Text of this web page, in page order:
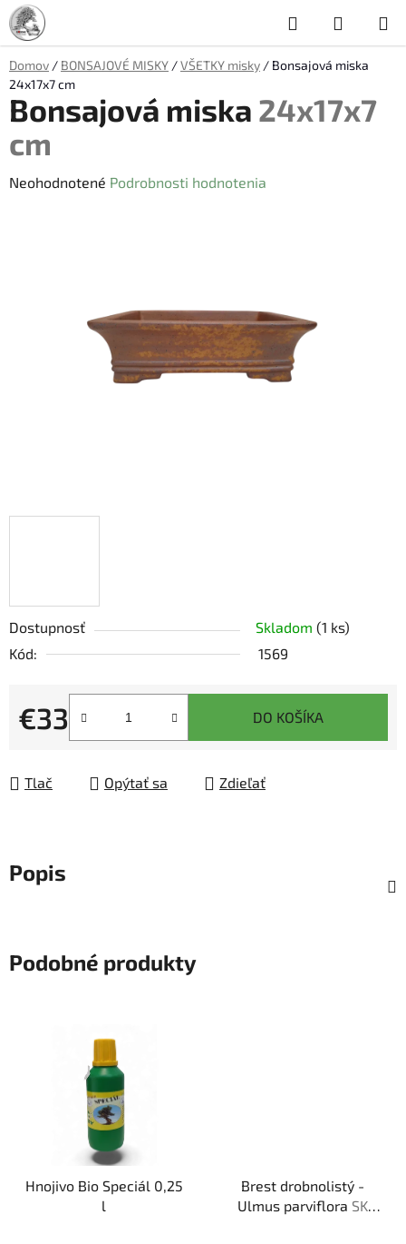
Prejsť
na
obsah
Hľadať
KOŠÍK
Domov / BONSAJOVÉ MISKY /VŠETKY misky / Bonsajová miska
24x17x7 cm
Dostupnosť Skladom (1 ks)
Kód:
1569
€33
Jednotková cena:
DO KOŠÍKA
Tlač Opýtať sa Zdieľať
Bonsajová miska 24x17x7
cm
Priemerné
Neohodnotené Podrobnosti hodnotenia
Popis
Podobné produkty
Hnojivo Bio Speciál 0,25
l
Brest drobnolistý -
Ulmus parviflora SK